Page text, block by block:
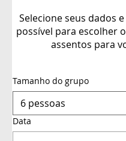
Selecione seus dados
possível para escolher
assentos para
Tamanho do grupo
6 pessoas
Data